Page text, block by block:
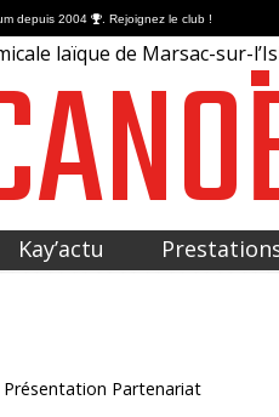
depuis 2004 . Rejoignez le club !
laïque de Marsac-sur-
Kay’actu
Partenariat